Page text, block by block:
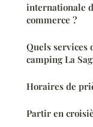
internationale
commerce ?
Quels services
camping La
Horaires de
Partir en